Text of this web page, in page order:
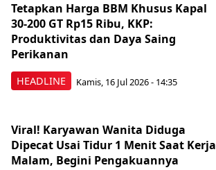
HEADLINE
Tetapkan Harga BBM Khusus Kapal
30-200 GT Rp15 Ribu, KKP:
Produktivitas dan Daya Saing
Perikanan
Kamis, 16 Jul 2026 - 14:35
Viral! Karyawan Wanita Diduga
Dipecat Usai Tidur 1 Menit Saat Kerja
Malam, Begini Pengakuannya